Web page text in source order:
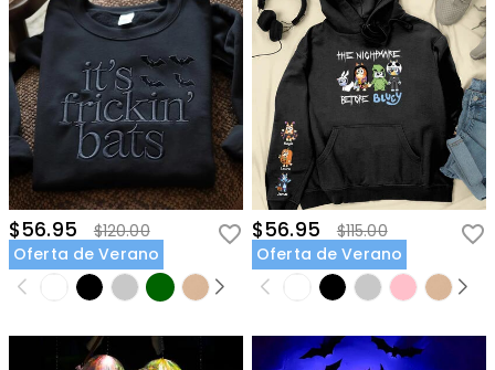
$56.95
$120.00
Oferta de Verano
$56.95
$115.00
Oferta de Verano